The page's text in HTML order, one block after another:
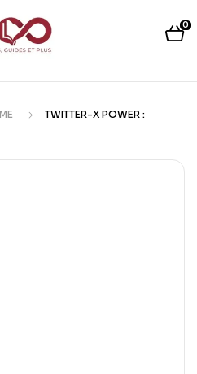
0
TWITTER-X POWER :